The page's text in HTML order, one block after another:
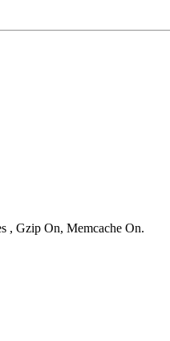
, Gzip On, Memcache On.